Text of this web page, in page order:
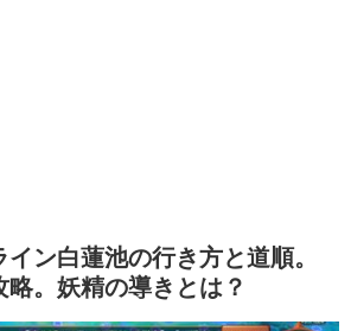
ン白蓮池の行き方と道順。
。妖精の導きとは？